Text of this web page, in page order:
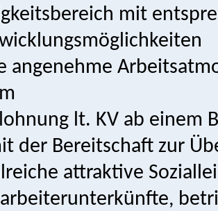
mit
angenehme
lt. KV ab einem
der Bereitschaft zur
attraktive